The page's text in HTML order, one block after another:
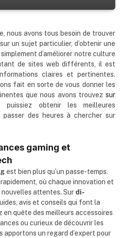
nous avons tous besoin de trouver
un sujet particulier, d’obtenir une
d’améliorer notre culture
de sites web différents, il est
claires et pertinentes.
fait en sorte de vous donner les
que nous avons trouvez sur
obtenir les meilleures
des heures à chercher sur
gaming et
est bien plus qu’un passe-temps.
où chaque innovation et
attentes. Sur di-
avis et conseils qui font la
en quête des meilleurs accessoires
ou curieux de découvrir les
apportons un regard d’expert pour